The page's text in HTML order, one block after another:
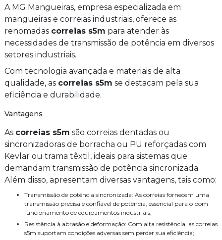
A MG Mangueiras, empresa especializada em
mangueiras e correias industriais, oferece as
renomadas correias s5m para atender às
necessidades de transmissão de potência em diversos
setores industriais.
Com tecnologia avançada e materiais de alta
qualidade, as correias s5m se destacam pela sua
eficiência e durabilidade.
Vantagens
As correias s5m são correias dentadas ou
sincronizadoras de borracha ou PU reforçadas com
Kevlar ou trama têxtil, ideais para sistemas que
demandam transmissão de potência sincronizada.
Além disso, apresentam diversas vantagens, tais como:
Transmissão de potência sincronizada: As correias fornecem uma
transmissão precisa e confiável de potência, essencial para o bom
funcionamento de equipamentos industriais;
Resistência à abrasão e deformação: Com alta resistência, as correias
s5m suportam condições adversas sem perder sua eficiência;